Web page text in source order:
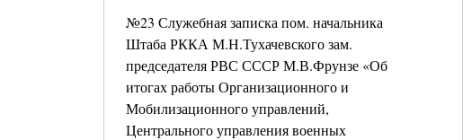
№23 Служебная записка пом. начальника
Штаба РККА М.Н.Тухачевского зам.
председателя РВС СССР М.В.Фрунзе «Об
итогах работы Организационного и
Мобилизационного управлений,
Центрального управления военных